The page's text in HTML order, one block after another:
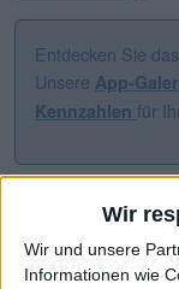
Wir
Wir und unsere
Informationen wie
Entdecken Sie
Unsere App-
Kennzahlen für